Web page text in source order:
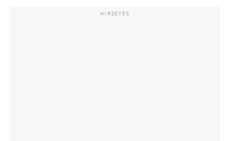
HIRDETÉS